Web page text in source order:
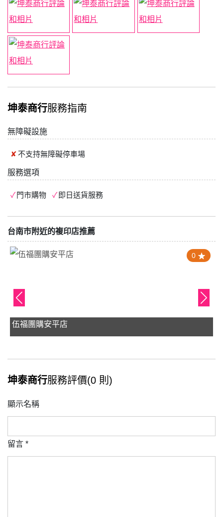
坤泰商行服務指南
無障礙設施
不支持無障礙停車場
服務選項
門市購物 即日送貨服務
台南市附近的複印店推薦
0
伍福團購安平店
坤泰商行服務評價(0 則)
顯示名稱
留言 *